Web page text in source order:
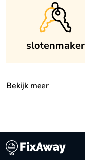
slotenmaker
Bekijk meer